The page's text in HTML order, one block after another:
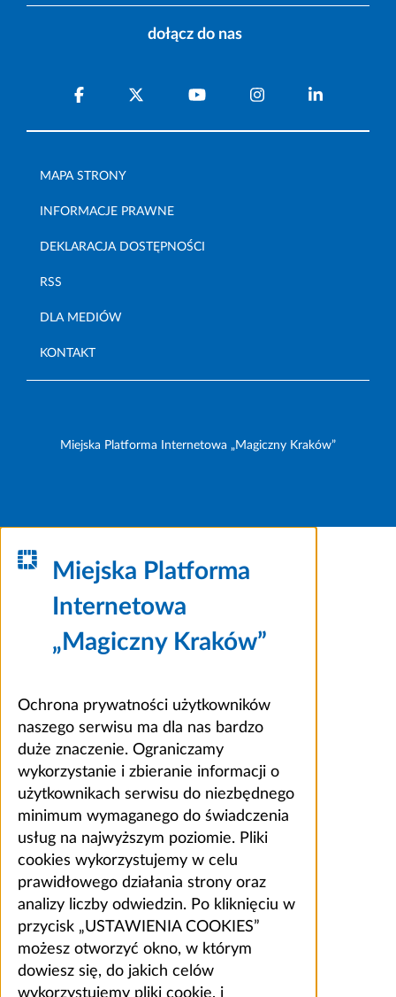
dołącz do nas
MAPA STRONY
INFORMACJE PRAWNE
DEKLARACJA DOSTĘPNOŚCI
RSS
DLA MEDIÓW
KONTAKT
Miejska Platforma Internetowa „Magiczny Kraków”
Miejska Platforma
Internetowa
„Magiczny Kraków”
Ochrona prywatności użytkowników
naszego serwisu ma dla nas bardzo
duże znaczenie. Ograniczamy
wykorzystanie i zbieranie informacji o
użytkownikach serwisu do niezbędnego
minimum wymaganego do świadczenia
usług na najwyższym poziomie. Pliki
cookies wykorzystujemy w celu
prawidłowego działania strony oraz
analizy liczby odwiedzin. Po kliknięciu w
przycisk „USTAWIENIA COOKIES”
możesz otworzyć okno, w którym
dowiesz się, do jakich celów
wykorzystujemy pliki cookie, i